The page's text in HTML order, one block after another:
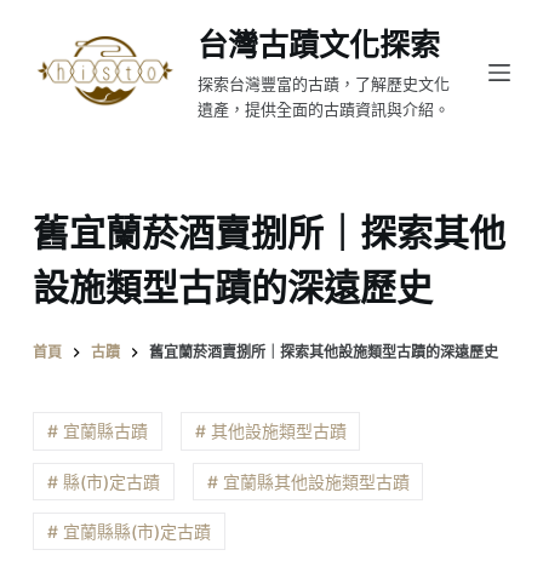
至
台灣古蹟文化探索
探索台灣豐富的古蹟，了解歷史文化
遺產，提供全面的古蹟資訊與介紹。
舊宜蘭菸酒賣捌所｜探索其他
設施類型古蹟的深遠歷史
首頁 古蹟 舊宜蘭菸酒賣捌所｜探索其他設施類型古蹟的深遠歷史
# 宜蘭縣古蹟 # 其他設施類型古蹟
# 縣(市)定古蹟 # 宜蘭縣其他設施類型古蹟
# 宜蘭縣縣(市)定古蹟